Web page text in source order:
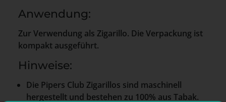
Anwendung:
Zur Verwendung als Zigarillo. Die Verpackung ist
kompakt ausgeführt.
Hinweise:
Die Pipers Club Zigarillos sind maschinell
hergestellt und bestehen zu 100% aus Tabak.